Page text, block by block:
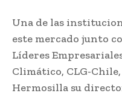
Una de las
este mercado junto
Líderes
Climático, CLG-
Hermosilla su